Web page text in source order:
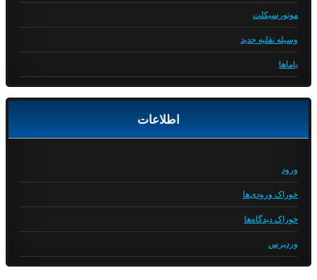
موتورسیکلت
وسیله نقلیه جدید
یاماها
اطلاعات
ورود
خوراک ورودی‌ها
خوراک دیدگاه‌ها
وردپرس